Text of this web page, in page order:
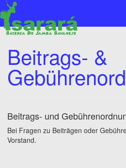
Beitrags- &
Beitrags- und
Bei Fragen zu Beiträgen oder
Vorstand.